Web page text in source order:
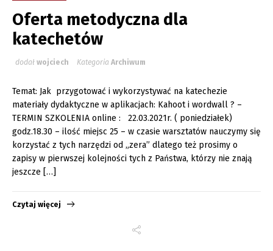
Oferta metodyczna dla
katechetów
dodał wojciech Kategoria Archiwum
Temat: Jak przygotować i wykorzystywać na katechezie
materiały dydaktyczne w aplikacjach: Kahoot i wordwall ? –
TERMIN SZKOLENIA online : 22.03.2021r. ( poniedziałek)
godz.18.30 – ilość miejsc 25 – w czasie warsztatów nauczymy się
korzystać z tych narzędzi od „zera” dlatego też prosimy o
zapisy w pierwszej kolejności tych z Państwa, którzy nie znają
jeszcze […]
Czytaj więcej